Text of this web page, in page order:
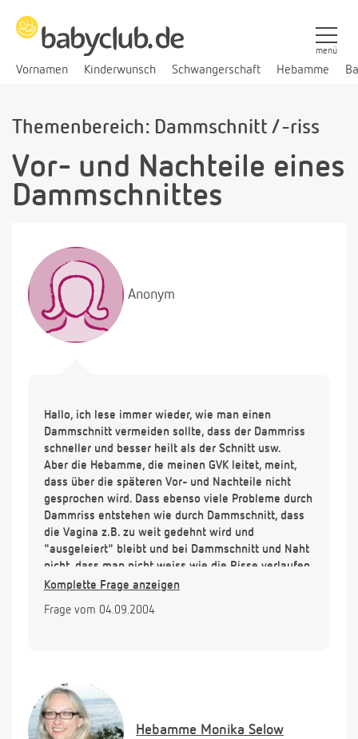
Vornamen Kinderwunsch Schwangerschaft Hebamme
menü
Themenbereich: Dammschnitt / -riss
Vor- und Nachteile eines
Dammschnittes
Anonym
Hallo, ich lese immer wieder, wie man einen
Dammschnitt vermeiden sollte, dass der Dammriss
schneller und besser heilt als der Schnitt usw.
Aber die Hebamme, die meinen GVK leitet, meint,
dass über die späteren Vor- und Nachteile nicht
gesprochen wird. Dass ebenso viele Probleme durch
Dammriss entstehen wie durch Dammschnitt, dass
die Vagina z.B. zu weit gedehnt wird und
"ausgeleiert" bleibt und bei Dammschnitt und Naht
nicht, dass man nicht weiss wie die Risse verlaufen
und wie weit, sie könnten auch quer durch die
sehr schlecht nachzuversorgen wäre. Und sie selbst
Das könnte ich machen, dann würde auch wohl
keiner gemacht werden, sondern reissen lassen.
Aber ist das wirklich so viel besser?
Komplette Frage anzeigen
Frage vom 04.09.2004
Hebamme Monika Selow